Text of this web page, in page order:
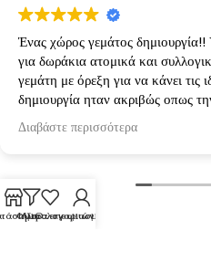
Ένας χώρος γεμάτος
για δωράκια ατομικά και
γεμάτη με όρεξη για να κάνει τις ιδέες
δημιουργία ηταν ακριβώς οπως
κανονίσει!
Διαβάστε περισσότερα
Φίλτρα
Λίστα επιθυμιών
Ο λογαριασμός μου